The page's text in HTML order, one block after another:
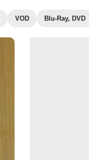
VOD Blu-Ray, DVD